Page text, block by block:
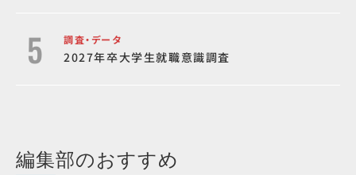
調査・データ
2027年卒大学生就職意識調査
編集部のおすすめ